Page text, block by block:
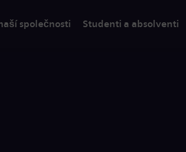
společnosti Studenti a absolventi